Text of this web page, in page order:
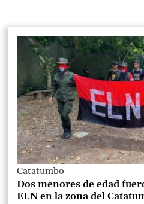
Catatumbo
Dos menores de edad
ELN en la zona del